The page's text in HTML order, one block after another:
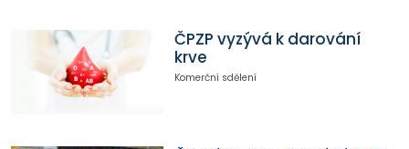
ČPZP vyzývá k darování
krve
Komerční sdělení